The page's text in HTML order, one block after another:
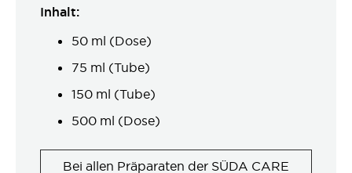
Inhalt:
50 ml (Dose)
75 ml (Tube)
150 ml (Tube)
500 ml (Dose)
Bei allen Präparaten der SÜDA CARE